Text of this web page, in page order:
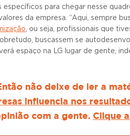
para chegar nesse
da empresa. “Aqui, sempre
, ou seja, profissionais que
buscassem se
espaço na LG lugar de gente,
não deixe de ler a
influencia nos
com a gente. Clique